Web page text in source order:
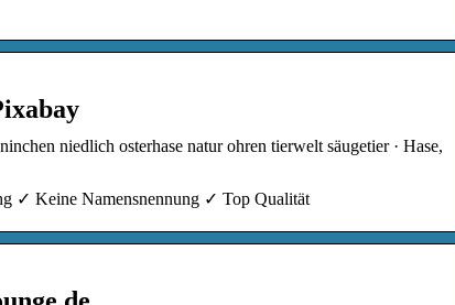
niedlich osterhase natur ohren tierwelt säugetier · Hase,
✓ Keine Namensnennung ✓ Top Qualität